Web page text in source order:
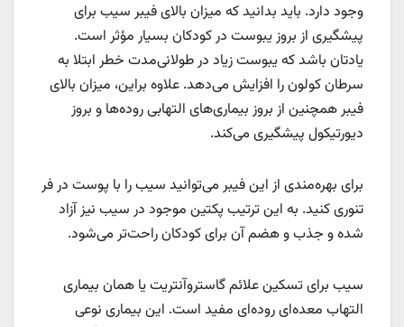
وجود دارد. باید بدانید که میزان بالای فیبر سیب برای
پیشگیری از بروز یبوست در کودکان بسیار مؤثر است.
یادتان باشد که یبوست زیاد در طولانی‌مدت خطر ابتلا به
سرطان کولون را افزایش می‌دهد. علاوه براین، میزان بالای
فیبر همچنین از بروز بیماری‌های التهابی روده‌ها و بروز
دیورتیکول پیشگیری می‌کند.
برای بهره‌مندی از این فیبر می‌توانید سیب را با پوست در فر
تنوری کنید. به این ترتیب پکتین موجود در سیب نیز آزاد
شده و جذب و هضم آن برای کودکان راحت‌تر می‌شود.
سیب برای تسکین علائم گاستروآنتریت یا همان بیماری
التهاب معده‌ای روده‌ای مفید است. این بیماری نوعی